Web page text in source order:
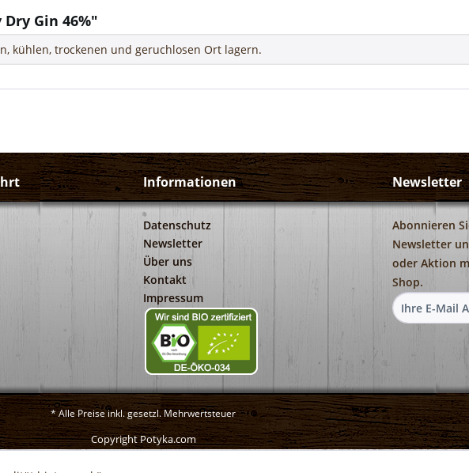
Gin 46%"
kühlen, trockenen und geruchlosen Ort lagern.
Informationen
Datenschutz
Newsletter
Über uns
Kontakt
Impressum
Newsletter
Abonnieren
Newsletter
oder Aktion
Shop.
* Alle Preise inkl. gesetzl. Mehrwertsteuer
Copyright Potyka.com